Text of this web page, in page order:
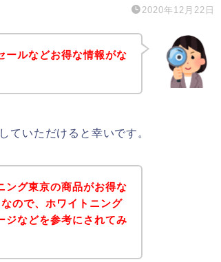
2020年12月22日
ールなどお得な情報がな
ていただけると幸いです。
ング東京の商品がお得な
ので、ホワイトニング
ジなどを参考にされてみ